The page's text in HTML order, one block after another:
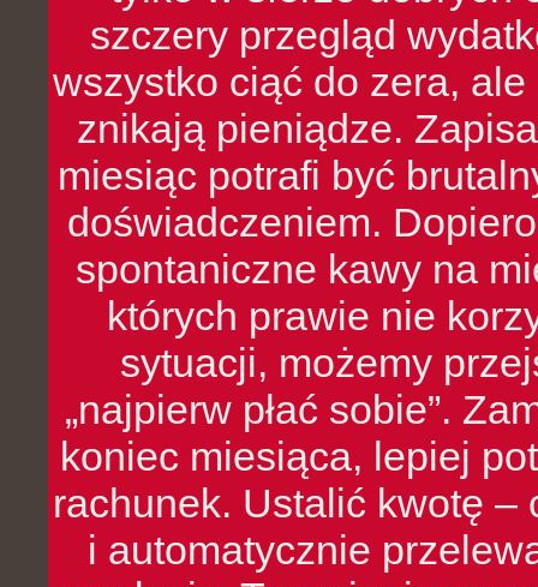
szczery przegląd
wszystko ciąć do zera,
znikają pieniądze.
miesiąc potrafi być
doświadczeniem.
spontaniczne kawy na
których prawie nie
sytuacji, możemy
„najpierw płać sobie”.
koniec miesiąca, lepiej
rachunek. Ustalić kwotę
i automatycznie